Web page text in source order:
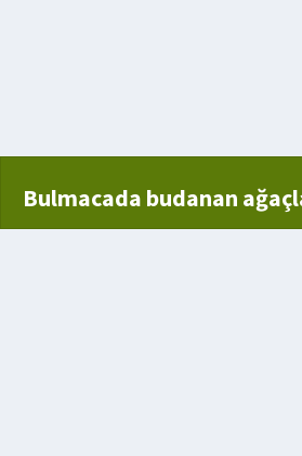
Bulmacada budanan